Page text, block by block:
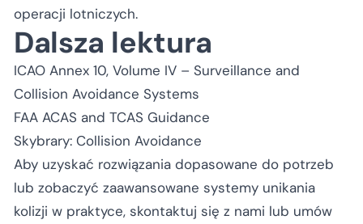
operacji lotniczych.
Dalsza lektura
ICAO Annex 10, Volume IV – Surveillance and
Collision Avoidance Systems
FAA ACAS and TCAS Guidance
Skybrary: Collision Avoidance
Aby uzyskać rozwiązania dopasowane do potrzeb
lub zobaczyć zaawansowane systemy unikania
kolizji w praktyce, skontaktuj się z nami lub umów